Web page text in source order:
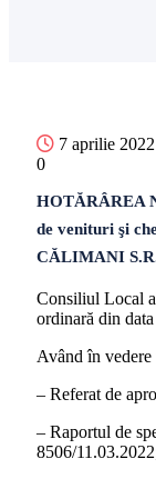
7 aprilie 2022
0
HOTĂRÂREA
de venituri şi
CĂLIMANI
Consiliul Local
ordinară din
Având în vedere
– Referat de
– Raportul de
8506/